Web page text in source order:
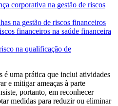
corporativa na gestão de riscos
na gestão de riscos financeiros
financeiros na saúde financeira
na qualificação de
é uma prática que inclui atividades
e mitigar ameaças à parte
portanto, em reconhecer
medidas para reduzir ou eliminar